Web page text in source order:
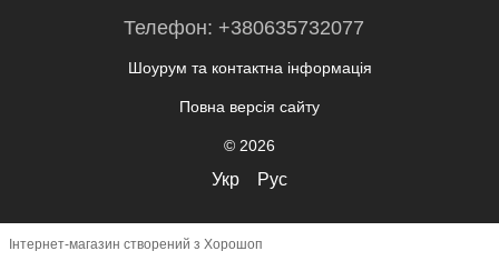
Телефон: +380635732077
Шоурум та контактна інформація
Повна версія сайту
© 2026
Укр Рус
Інтернет-магазин створений з Хорошоп